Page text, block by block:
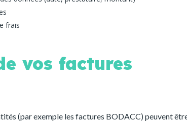
frais
vos factures
(par exemple les factures BODACC) peuvent